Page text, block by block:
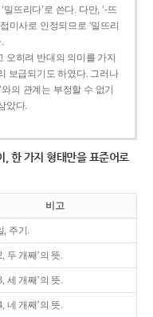
뜨리다’로 쓴다. 다만, ‘-뜨
미사로 인정되므로 ‘밀뜨리
.
오히려 반대의 의미를 가지
보급되기도 하였다. 그러나
의 관계는 부정할 수 없기
았다.
, 한 가지 형태만을 표준어로
비고
, 주기.
두 개째’의 뜻.
세 개째’의 뜻.
네 개째’의 뜻.